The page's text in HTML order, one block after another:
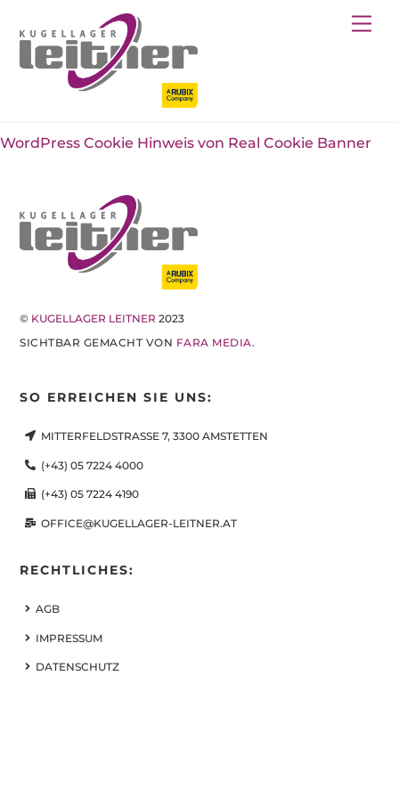
content
WordPress Cookie Hinweis von Real Cookie Banner
© KUGELLAGER LEITNER 2023
SICHTBAR GEMACHT VON FARA MEDIA.
SO ERREICHEN SIE UNS:
MITTERFELDSTRASSE 7, 3300 AMSTETTEN
(+43) 05 7224 4000
(+43) 05 7224 4190
OFFICE@KUGELLAGER-LEITNER.AT
RECHTLICHES:
AGB
IMPRESSUM
DATENSCHUTZ